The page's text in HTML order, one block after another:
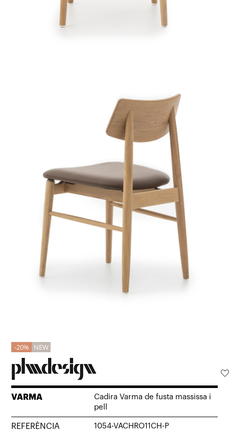
20% NEW
VARMA
Cadira Varma de fusta massissa i
pell
REFERÈNCIA 1054-VACHRO11CH-P